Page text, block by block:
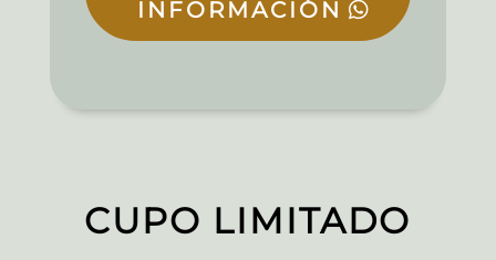
INFORMACIÓN
CUPO LIMITADO